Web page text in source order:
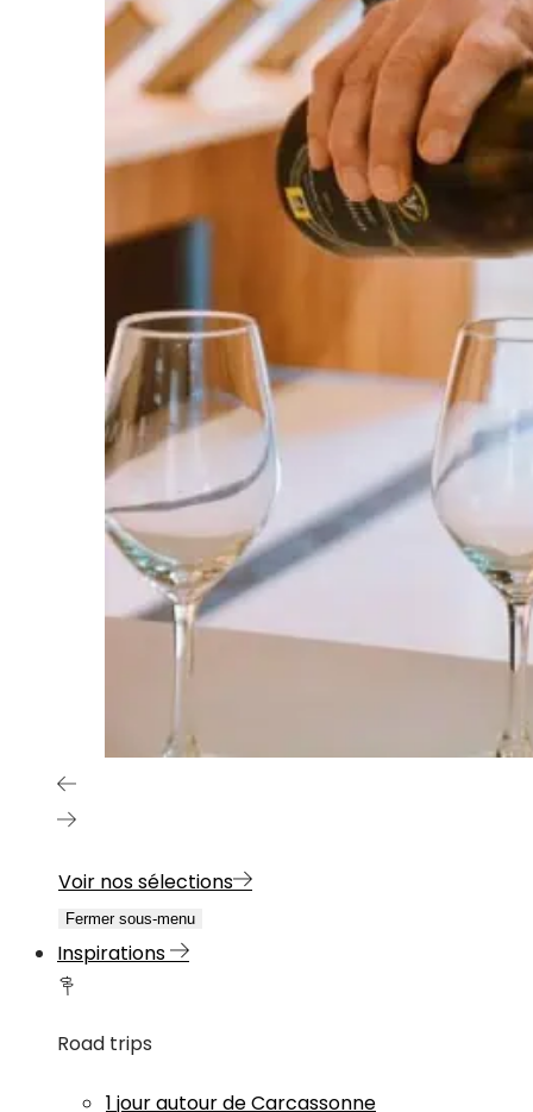
Voir nos sélections
Fermer sous-menu
Inspirations
Road trips
1 jour autour de Carcassonne